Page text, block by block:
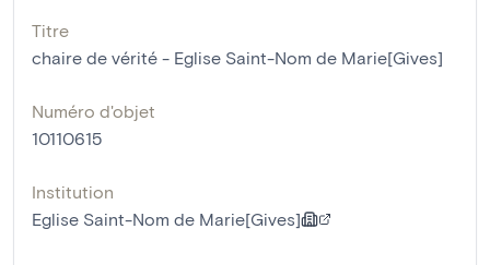
Titre
chaire de vérité - Eglise Saint-Nom de Marie[Gives]
Numéro d'objet
10110615
Institution
Eglise Saint-Nom de Marie[Gives]